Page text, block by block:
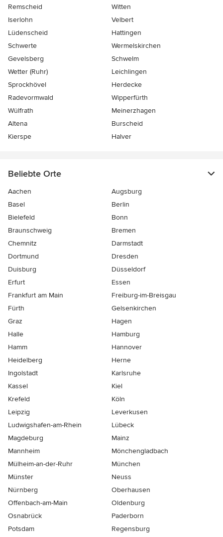
Remscheid
Witten
Iserlohn
Velbert
Lüdenscheid
Hattingen
Schwerte
Wermelskirchen
Gevelsberg
Schwelm
Wetter (Ruhr)
Leichlingen
Sprockhövel
Herdecke
Radevormwald
Wipperfürth
Wülfrath
Meinerzhagen
Altena
Burscheid
Kierspe
Halver
Beliebte Orte
Aachen
Augsburg
Basel
Berlin
Bielefeld
Bonn
Braunschweig
Bremen
Chemnitz
Darmstadt
Dortmund
Dresden
Duisburg
Düsseldorf
Erfurt
Essen
Frankfurt am Main
Freiburg-im-Breisgau
Fürth
Gelsenkirchen
Graz
Hagen
Halle
Hamburg
Hamm
Hannover
Heidelberg
Herne
Ingolstadt
Karlsruhe
Kassel
Kiel
Krefeld
Köln
Leipzig
Leverkusen
Ludwigshafen-am-Rhein
Lübeck
Magdeburg
Mainz
Mannheim
Mönchen­gladbach
Mülheim-an-der-Ruhr
München
Münster
Neuss
Nürnberg
Oberhausen
Offenbach-am-Main
Oldenburg
Osnabrück
Paderborn
Potsdam
Regensburg